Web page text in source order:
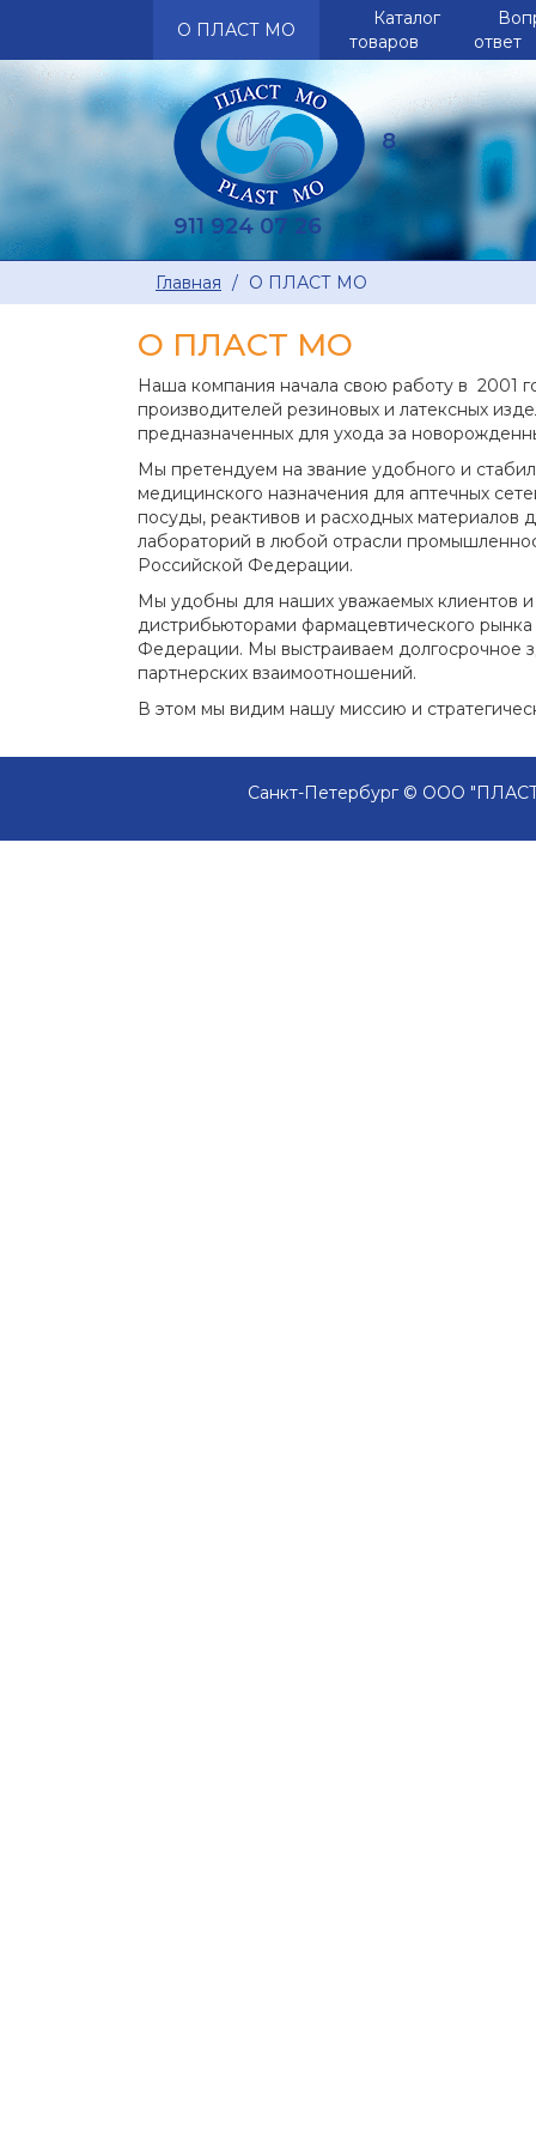
О ПЛАСТ МО
Каталог
товаров
ответ
8
911 924 07 26
Главная О ПЛАСТ МО
О ПЛАСТ МО
Наша компания начала свою работу в 2001
производителей резиновых и латексных
предназначенных для ухода за
Мы претендуем на звание удобного и
медицинского назначения для аптечных
посуды, реактивов и расходных
лабораторий в любой отрасли
Российской Федерации.
Мы удобны для наших уважаемых клиентов
дистрибьюторами фармацевтического
Федерации. Мы выстраиваем долгосрочное
партнерских взаимоотношений.
В этом мы видим нашу миссию и
Санкт-Петербург © ООО